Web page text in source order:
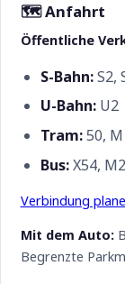
🗺 Anfahrt
Öffentliche
S-Bahn:S2,
U-Bahn:U2
Tram:50,
Bus:X54,
Verbindung
Mit dem Auto:
Begrenzte